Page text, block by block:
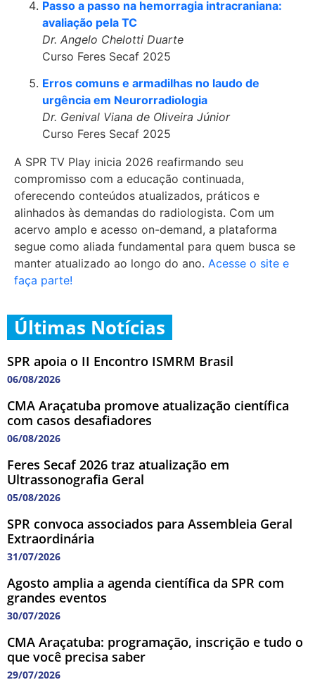
Passo a passo na hemorragia intracraniana:
avaliação pela TC
Dr. Angelo Chelotti Duarte
Curso Feres Secaf 2025
Erros comuns e armadilhas no laudo de
urgência em Neurorradiologia
Dr. Genival Viana de Oliveira Júnior
Curso Feres Secaf 2025
A SPR TV Play inicia 2026 reafirmando seu
compromisso com a educação continuada,
oferecendo conteúdos atualizados, práticos e
alinhados às demandas do radiologista. Com um
acervo amplo e acesso on-demand, a plataforma
segue como aliada fundamental para quem busca se
manter atualizado ao longo do ano. Acesse o site e
faça parte!
Últimas Notícias
SPR apoia o II Encontro ISMRM Brasil
06/08/2026
CMA Araçatuba promove atualização científica
com casos desafiadores
06/08/2026
Feres Secaf 2026 traz atualização em
Ultrassonografia Geral
05/08/2026
SPR convoca associados para Assembleia Geral
Extraordinária
31/07/2026
Agosto amplia a agenda científica da SPR com
grandes eventos
30/07/2026
CMA Araçatuba: programação, inscrição e tudo o
que você precisa saber
29/07/2026